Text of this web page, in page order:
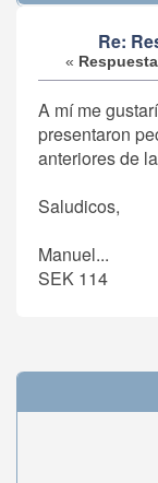
Re:
«
A mí me
presentaron
anteriores de
Saludicos,
Manuel...
SEK 114